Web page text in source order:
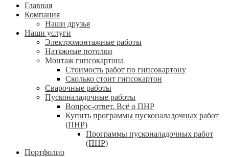
Главная
Компания
Наши друзья
Наши услуги
Электромонтажные работы
Натяжные потолки
Монтаж гипсокартона
Стоимость работ по гипсокартону
Сколько стоит гипсокартон
Сварочные работы
Пусконаладочные работы
Вопрос-ответ. Всё о ПНР
Купить программы пусконаладочных работ
(ПНР)
Программы пусконаладочных работ
(ПНР)
Портфолио